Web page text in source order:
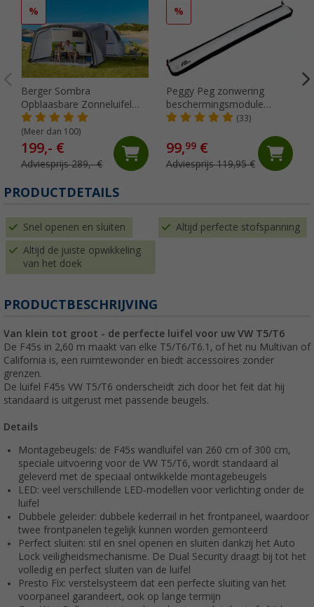
%
Berger Sombra
Opblaasbare Zonneluifel
4m
(Meer dan 100)
199,- €
Adviesprijs 289,- €
%
Peggy Peg zonwering
beschermingsmodule
SunBreak zwart(33)
99,99€
Adviesprijs 119,95 €
PRODUCTDETAILS
Snel openen en sluiten Altijd perfecte stofspanning
Altijd de juiste opwikkeling
van het doek
PRODUCTBESCHRIJVING
Van klein tot groot - de perfecte luifel voor uw VW T5/T6
De F45s in 2,60 m maakt van elke T5/T6/T6.1, of het nu Multivan of
California is, een ruimtewonder en biedt accessoires zonder
grenzen.
De luifel F45s VW T5/T6 onderscheidt zich door het feit dat hij
standaard is uitgerust met passende beugels.
Details
Montagebeugels: de F45s wandluifel van 260 cm of 300 cm,
speciale uitvoering voor de VW T5/T6, wordt standaard al
geleverd met de speciaal ontwikkelde montagebeugels
LED: veel verschillende LED-modellen voor verlichting onder de
luifel
Dubbele geleider: dubbele kederrail in het frontpaneel, waardoor
twee frontpanelen tegelijk kunnen worden gemonteerd
Perfect sluiten: stil en snel openen en sluiten dankzij het Auto
Lock veiligheidsmechanisme. De Dual Security draagt bij tot het
volledig en perfect sluiten van de luifel
Presto Fix: verstelsysteem dat een perfecte sluiting van het
voorpaneel garandeert, ook op lange termijn